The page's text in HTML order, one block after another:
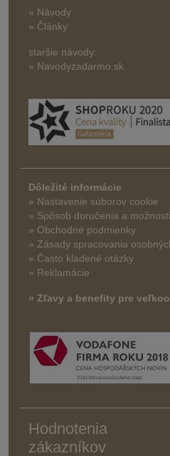
» Návody
» Články
staršie návody:
» Navodyzadarmo.sk
Dôležité informácie
» Nastavenie súborov cookie
» Spôsob doručenia a
» Obchodné podmienky
» Zásady spracovania
» Často kladené otázky
» Reklamácie
» Zľavy a benefity pre
Hodnotenia
zákazníkov